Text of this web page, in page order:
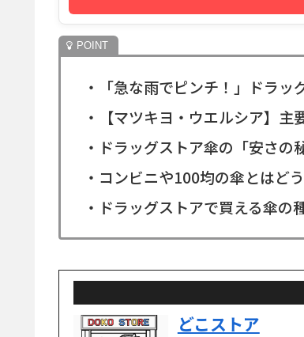
・「急な雨でピンチ！」ドラ
・【マツキヨ・ウエルシア】主
・ドラッグストア傘の「安さの
・コンビニや100均の傘とはど
・ドラッグストアで買える傘の
どこストア